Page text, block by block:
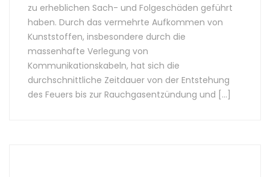
zu erheblichen Sach- und Folgeschäden geführt
haben. Durch das vermehrte Aufkommen von
Kunststoffen, insbesondere durch die
massenhafte Verlegung von
Kommunikationskabeln, hat sich die
durchschnittliche Zeitdauer von der Entstehung
des Feuers bis zur Rauchgasentzündung und […]